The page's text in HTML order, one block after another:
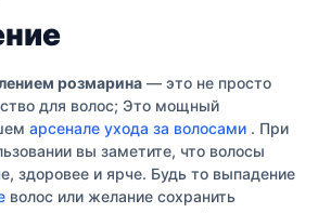
розмарина — это не просто
для волос; Это мощный
арсенале ухода за волосами . При
вы заметите, что волосы
здоровее и ярче. Будь то выпадение
волос или желание сохранить